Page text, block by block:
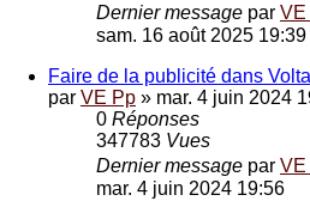
Dernier message par VE
sam. 16 août 2025 19:39
Faire de la publicité dans
par VE Pp » mar. 4 juin 2024
0 Réponses
347783 Vues
Dernier message par VE
mar. 4 juin 2024 19:56